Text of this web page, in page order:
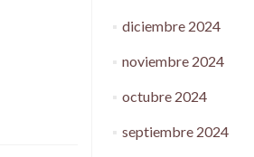
diciembre 2024
noviembre 2024
octubre 2024
septiembre 2024